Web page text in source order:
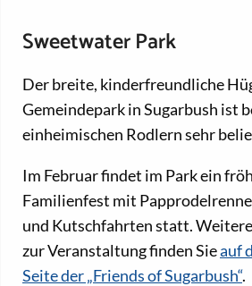
Sweetwater Park
Der breite, kinderfreundliche
Gemeindepark in Sugarbush ist
einheimischen Rodlern sehr
Im Februar findet im Park ein
Familienfest mit
und Kutschfahrten statt.
zur Veranstaltung finden Sieauf
Seite der „Friends of Sugarbush“.